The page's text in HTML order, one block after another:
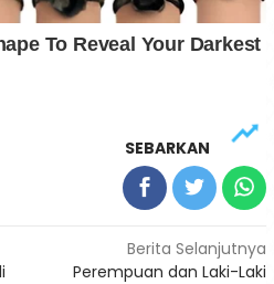
SEBARKAN
Berita Selanjutnya
Perempuan dan Laki-Laki